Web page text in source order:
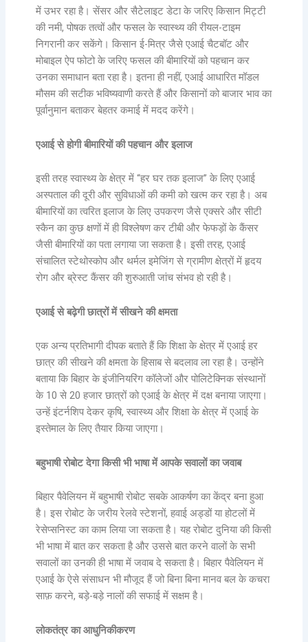
में उभर रहा है। सेंसर और सैटेलाइट डेटा के जरिए किसान मिट्टी
की नमी, पोषक तत्वों और फसल के स्वास्थ्य की रीयल-टाइम
निगरानी कर सकेंगे। किसान ई-मित्र जैसे एआई चैटबॉट और
मोबाइल ऐप फोटो के जरिए फसल की बीमारियों को पहचान कर
उनका समाधान बता रहा है। इतना ही नहीं, एआई आधारित मॉडल
मौसम की सटीक भविष्यवाणी करते हैं और किसानों को बाजार भाव का
पूर्वानुमान बताकर बेहतर कमाई में मदद करेंगे।
एआई से होगी बीमारियों की पहचान और इलाज
इसी तरह स्वास्थ्य के क्षेत्र में “हर घर तक इलाज” के लिए एआई
अस्पताल की दूरी और सुविधाओं की कमी को खत्म कर रहा है। अब
बीमारियों का त्वरित इलाज के लिए उपकरण जैसे एक्सरे और सीटी
स्कैन का कुछ क्षणों में ही विश्लेषण कर टीबी और फेफड़ों के कैंसर
जैसी बीमारियों का पता लगाया जा सकता है। इसी तरह, एआई
संचालित स्टेथोस्कोप और थर्मल इमेजिंग से ग्रामीण क्षेत्रों में हृदय
रोग और ब्रेस्ट कैंसर की शुरुआती जांच संभव हो रही है।
एआई से बढ़ेगी छात्रों में सीखने की क्षमता
एक अन्य प्रतिभागी दीपक बताते हैं कि शिक्षा के क्षेत्र में एआई हर
छात्र की सीखने की क्षमता के हिसाब से बदलाव ला रहा है। उन्होंने
बताया कि बिहार के इंजीनियरिंग कॉलेजों और पोलिटेक्निक संस्थानों
के 10 से 20 हजार छात्रों को एआई के क्षेत्र में दक्ष बनाया जाएगा।
उन्हें इंटर्नशिप देकर कृषि, स्वास्थ्य और शिक्षा के क्षेत्र में एआई के
इस्तेमाल के लिए तैयार किया जाएगा।
बहुभाषी रोबोट देगा किसी भी भाषा में आपके सवालों का जवाब
बिहार पैवेलियन में बहुभाषी रोबोट सबके आकर्षण का केंद्र बना हुआ
है। इस रोबोट के जरीय रेलवे स्टेशनों, हवाई अड्डों या होटलों में
रेसेप्सनिस्ट का काम लिया जा सकता है। यह रोबोट दुनिया की किसी
भी भाषा में बात कर सकता है और उससे बात करने वालों के सभी
सवालों का उनकी ही भाषा में जवाब दे सकता है। बिहार पैवेलियन में
एआई के ऐसे संसाधन भी मौजूद हैं जो बिना बिना मानव बल के कचरा
साफ़ करने, बड़े-बड़े नालों की सफाई में सक्षम है।
लोकतंत्र का आधुनिकीकरण